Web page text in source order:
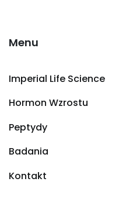
Menu
Imperial Life Science
Hormon Wzrostu
Peptydy
Badania
Kontakt